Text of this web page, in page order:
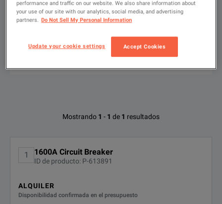
Escribir
FILTRAR POR
Opciones disponibles para Siemens
No se han encontrado configuraciones
Mostrando 1 - 1 de 1 resultados
1 1600A Circuit Breaker
ID de producto: P-613891
ALQUILER
Disponibilidad confirmada en el presupuesto
performance and traffic on our website. We also share information about
your use of our site with our analytics, social media, and advertising
partners. Do Not Sell My Personal Information
Update your cookie settings Accept Cookies